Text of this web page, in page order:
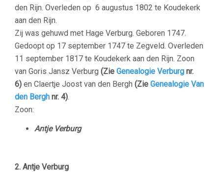
den Rijn. Overleden op 6 augustus 1802 te Koudekerk
aan den Rijn.
Zij was gehuwd met Hage Verburg. Geboren 1747.
Gedoopt op 17 september 1747 te Zegveld. Overleden
11 september 1817 te Koudekerk aan den Rijn. Zoon
van Goris Jansz Verburg (Zie Genealogie Verburg nr.
6) en Claertje Joost van den Bergh (Zie Genealogie Van
den Bergh nr. 4).
Zoon:
Antje Verburg
2. Antje Verburg